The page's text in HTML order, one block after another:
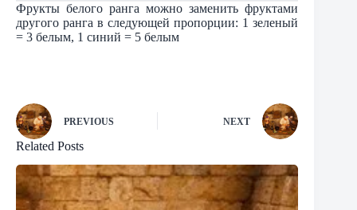
Фрукты белого ранга можно заменить фруктами
другого ранга в следующей пропорции: 1 зеленый
= 3 белым, 1 синий = 5 белым
PREVIOUS NEXT
Related Posts